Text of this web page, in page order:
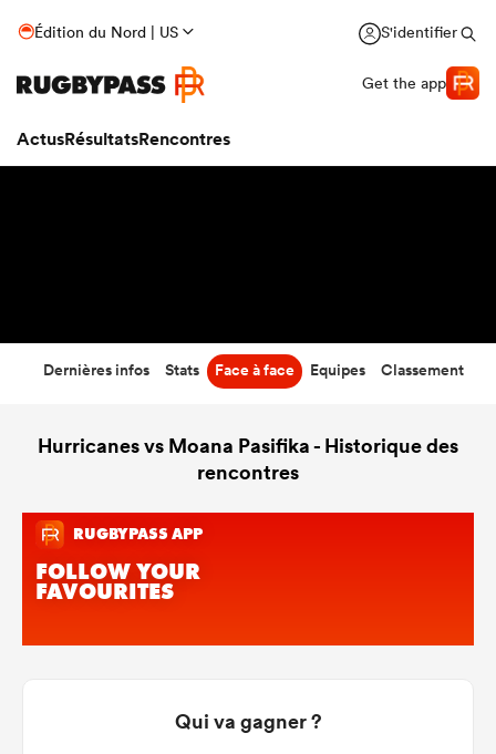
Édition du Nord | US S'identifier
Get the app
ActusRésultatsRencontres
Dernières infos Stats Face à face Equipes Classement
Hurricanes vs Moana Pasifika - Historique des
rencontres
Qui va gagner ?